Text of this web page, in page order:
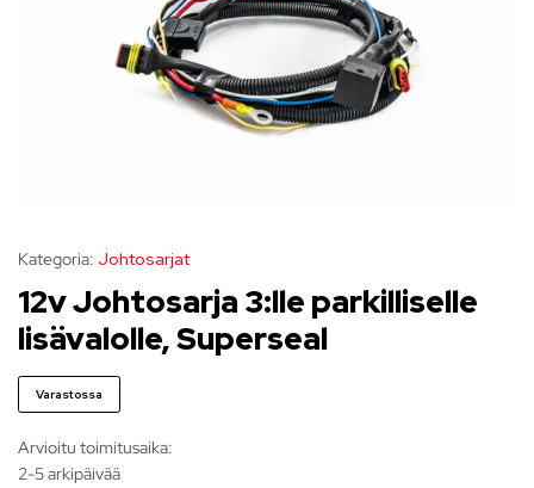
Kategoria: Johtosarjat
12v Johtosarja 3:lle parkilliselle
lisävalolle, Superseal
Varastossa
Arvioitu toimitusaika:
2-5 arkipäivää